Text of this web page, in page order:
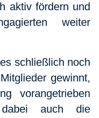
aktiv fördern und
weiter
schließlich noch
gewinnt,
vorangetrieben
auch die